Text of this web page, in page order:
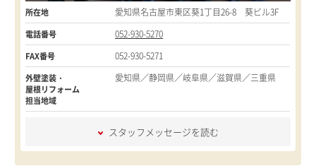
所在地
愛知県名古屋市東区葵1丁目26-8 葵ビル3F
電話番号
052-930-5270
FAX番号
052-930-5271
外壁塗装・
屋根リフォーム
担当地域
愛知県／静岡県／岐阜県／滋賀県／三重県
スタッフメッセージを読む